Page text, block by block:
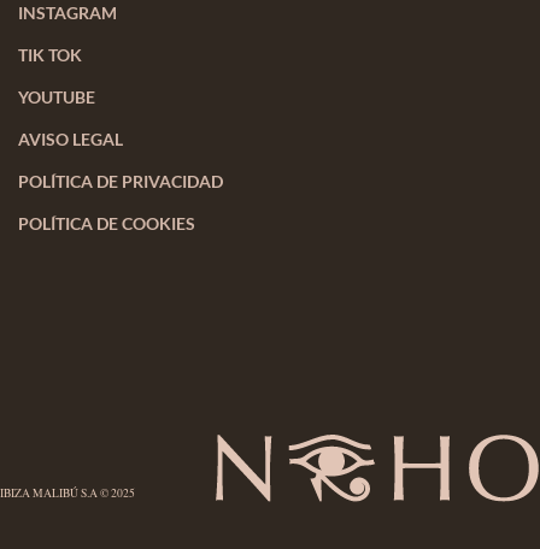
INSTAGRAM
TIK TOK
YOUTUBE
AVISO LEGAL
POLÍTICA DE PRIVACIDAD
POLÍTICA DE COOKIES
IBIZA MALIBÚ S.A © 2025